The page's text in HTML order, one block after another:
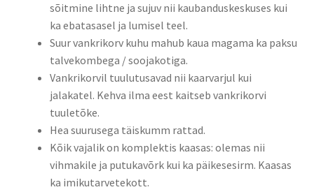
sõitmine lihtne ja sujuv nii kaubanduskeskuses kui
ka ebatasasel ja lumisel teel.
Suur vankrikorv kuhu mahub kaua magama ka paksu
talvekombega / soojakotiga.
Vankrikorvil tuulutusavad nii kaarvarjul kui
jalakatel. Kehva ilma eest kaitseb vankrikorvi
tuuletõke.
Hea suurusega täiskumm rattad.
Kõik vajalik on komplektis kaasas: olemas nii
vihmakile ja putukavõrk kui ka päikesesirm. Kaasas
ka imikutarvetekott.